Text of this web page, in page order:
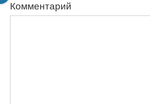
Комментарий